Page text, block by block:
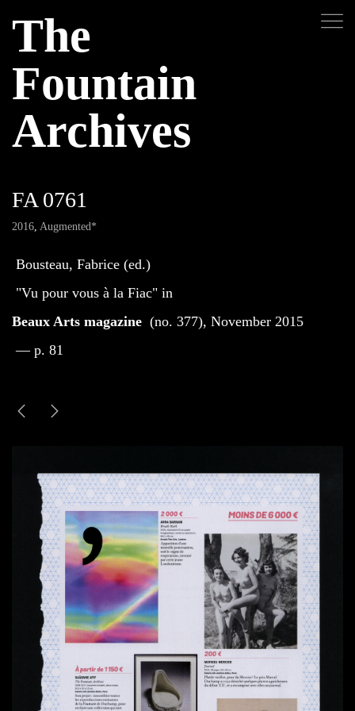
The
Fountain
Archives
FA 0761
2016, Augmented*
Bousteau, Fabrice (ed.)
"Vu pour vous à la Fiac" in
Beaux Arts magazine (no. 377), November 2015
— p. 81